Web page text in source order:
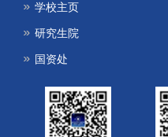
学校主页
研究生院
国资处